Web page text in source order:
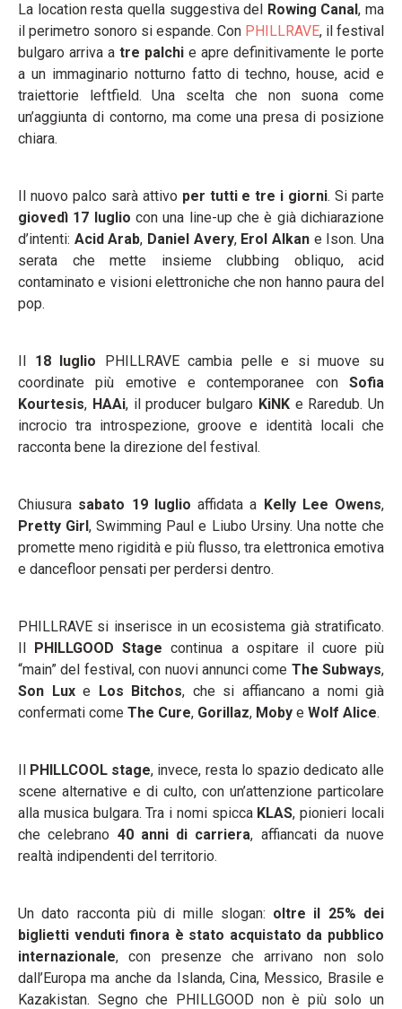
La location resta quella suggestiva del Rowing Canal, ma
il perimetro sonoro si espande. Con PHILLRAVE, il festival
bulgaro arriva a tre palchi e apre definitivamente le porte
a un immaginario notturno fatto di techno, house, acid e
traiettorie leftfield. Una scelta che non suona come
un’aggiunta di contorno, ma come una presa di posizione
chiara.
Il nuovo palco sarà attivo per tutti e tre i giorni. Si parte
giovedì 17 luglio con una line-up che è già dichiarazione
d’intenti: Acid Arab, Daniel Avery, Erol Alkan e Ison. Una
serata che mette insieme clubbing obliquo, acid
contaminato e visioni elettroniche che non hanno paura del
pop.
Il 18 luglio PHILLRAVE cambia pelle e si muove su
coordinate più emotive e contemporanee con Sofia
Kourtesis, HAAi, il producer bulgaro KiNKe Raredub. Un
incrocio tra introspezione, groove e identità locali che
racconta bene la direzione del festival.
Chiusura sabato 19 luglio affidata a Kelly Lee Owens,
Pretty Girl, Swimming Paul e Liubo Ursiny. Una notte che
promette meno rigidità e più flusso, tra elettronica emotiva
e dancefloor pensati per perdersi dentro.
PHILLRAVE si inserisce in un ecosistema già stratificato.
Il PHILLGOOD Stage continua a ospitare il cuore più
“main” del festival, con nuovi annunci come The Subways,
Son Luxe Los Bitchos, che si affiancano a nomi già
confermati come The Cure, Gorillaz, Moby e Wolf Alice.
Il PHILLCOOL stage, invece, resta lo spazio dedicato alle
scene alternative e di culto, con un’attenzione particolare
alla musica bulgara. Tra i nomi spicca KLAS, pionieri locali
che celebrano 40 anni di carriera, affiancati da nuove
realtà indipendenti del territorio.
Un dato racconta più di mille slogan: oltre il 25% dei
biglietti venduti finora è stato acquistato da pubblico
internazionale, con presenze che arrivano non solo
dall’Europa ma anche da Islanda, Cina, Messico, Brasile e
Kazakistan. Segno che PHILLGOOD non è più solo un